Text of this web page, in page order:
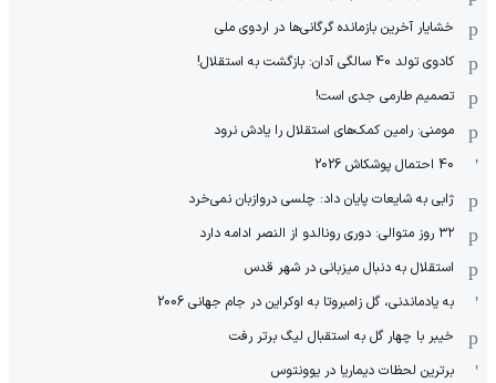
خشایار آخرین بازمانده گرگانی‌ها در اردوی ملی
کادوی تولد 40 سالگی آدان: بازگشت به استقلال!
تصمیم طارمی جدی است!
مومنی: رامین کمک‌های استقلال را یادش نرود
40 احتمال پوشکاش 2026
ژابی به شایعات پایان داد: چلسی دروازبان نمی‌خرد
۳۲ روز متوالی: دوری رونالدو از النصر ادامه دارد
استقلال به دنبال میزبانی در شهر قدس
به یادماندنی، گل زامبروتا به اوکراین در جام جهانی 2006
خیبر با چهار گل به استقبال لیگ برتر رفت
برترین لحظات دیماریا در یوونتوس